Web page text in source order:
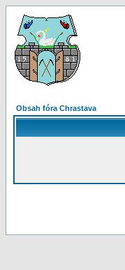
Obsah fóra Chrastava